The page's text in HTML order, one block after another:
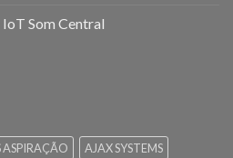
Som Central
ASPIRAÇÃO
AJAX SYSTEMS